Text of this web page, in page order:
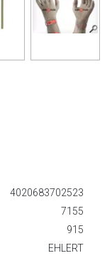
4020683702523
7155
915
EHLERT